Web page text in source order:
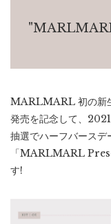
MARLMARL 初の新
発売を記念して、
抽選でハーフバース
「MARLMARL
す!